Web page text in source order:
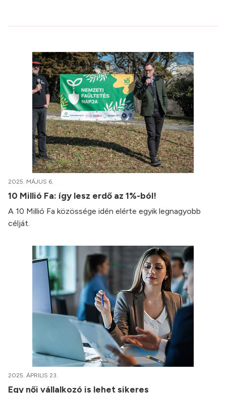
2025. MÁJUS 6.
10 Millió Fa: így lesz erdő az 1%-ból!
A 10 Millió Fa közössége idén elérte egyik legnagyobb
célját.
2025. ÁPRILIS 23.
Egy női vállalkozó is lehet sikeres